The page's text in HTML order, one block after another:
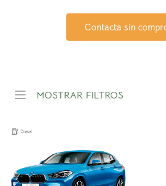
Contacta sin
MOSTRAR FILTROS